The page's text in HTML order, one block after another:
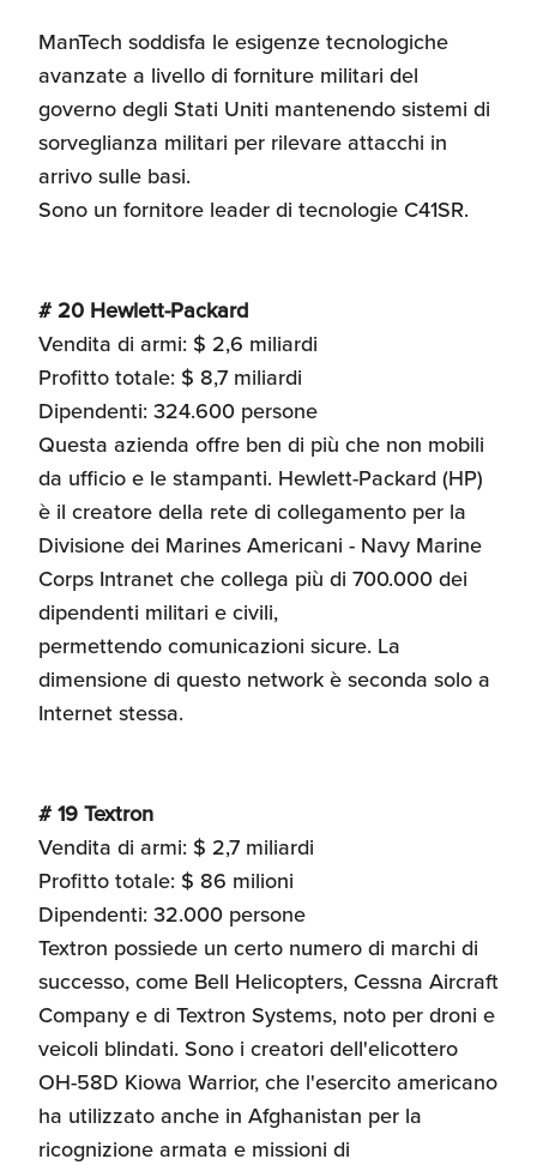
ManTech soddisfa le esigenze tecnologiche
avanzate a livello di forniture militari del
governo degli Stati Uniti mantenendo sistemi di
sorveglianza militari per rilevare attacchi in
arrivo sulle basi.
Sono un fornitore leader di tecnologie C41SR.
# 20 Hewlett-Packard
Vendita di armi: $ 2,6 miliardi
Profitto totale: $ 8,7 miliardi
Dipendenti: 324.600 persone
Questa azienda offre ben di più che non mobili
da ufficio e le stampanti. Hewlett-Packard (HP)
è il creatore della rete di collegamento per la
Divisione dei Marines Americani - Navy Marine
Corps Intranet che collega più di 700.000 dei
dipendenti militari e civili,
permettendo comunicazioni sicure. La
dimensione di questo network è seconda solo a
Internet stessa.
# 19 Textron
Vendita di armi: $ 2,7 miliardi
Profitto totale: $ 86 milioni
Dipendenti: 32.000 persone
Textron possiede un certo numero di marchi di
successo, come Bell Helicopters, Cessna Aircraft
Company e di Textron Systems, noto per droni e
veicoli blindati. Sono i creatori dell'elicottero
OH-58D Kiowa Warrior, che l'esercito americano
ha utilizzato anche in Afghanistan per la
ricognizione armata e missioni di